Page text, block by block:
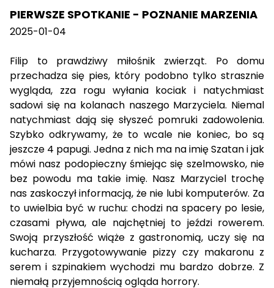
PIERWSZE SPOTKANIE - POZNANIE MARZENIA
2025-01-04
Filip to prawdziwy miłośnik zwierząt. Po domu
przechadza się pies, który podobno tylko strasznie
wygląda, zza rogu wyłania kociak i natychmiast
sadowi się na kolanach naszego Marzyciela. Niemal
natychmiast dają się słyszeć pomruki zadowolenia.
Szybko odkrywamy, że to wcale nie koniec, bo są
jeszcze 4 papugi. Jedna z nich ma na imię Szatan i jak
mówi nasz podopieczny śmiejąc się szelmowsko, nie
bez powodu ma takie imię. Nasz Marzyciel trochę
nas zaskoczył informacją, że nie lubi komputerów. Za
to uwielbia być w ruchu: chodzi na spacery po lesie,
czasami pływa, ale najchętniej to jeździ rowerem.
Swoją przyszłość wiąże z gastronomią, uczy się na
kucharza. Przygotowywanie pizzy czy makaronu z
serem i szpinakiem wychodzi mu bardzo dobrze. Z
niemałą przyjemnością ogląda horrory.